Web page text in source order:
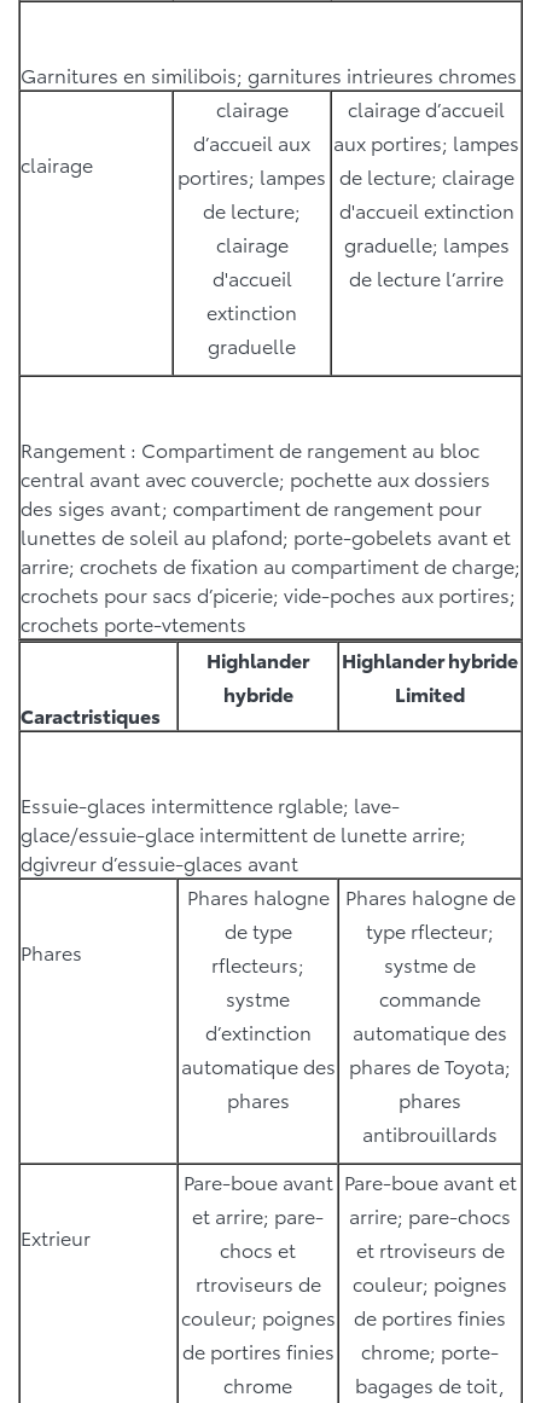
Garnitures en similibois; garnitures intrieures chromes
clairage
clairage
d’accueil aux
portires; lampes
de lecture;
clairage
d'accueil
extinction
graduelle
clairage d’accueil
aux portires; lampes
de lecture; clairage
d'accueil extinction
graduelle; lampes
de lecture l’arrire
Rangement : Compartiment de rangement au bloc
central avant avec couvercle; pochette aux dossiers
des siges avant; compartiment de rangement pour
lunettes de soleil au plafond; porte-gobelets avant et
arrire; crochets de fixation au compartiment de charge;
crochets pour sacs d’picerie; vide-poches aux portires;
crochets porte-vtements
Caractristiques
Highlander
hybride
Highlander hybride
Limited
Essuie-glaces intermittence rglable; lave-
glace/essuie-glace intermittent de lunette arrire;
dgivreur d’essuie-glaces avant
Phares
Phares halogne
de type
rflecteurs;
systme
d’extinction
automatique des
phares
Phares halogne de
type rflecteur;
systme de
commande
automatique des
phares de Toyota;
phares
antibrouillards
Extrieur
Pare-boue avant
et arrire; pare-
chocs et
rtroviseurs de
couleur; poignes
de portires finies
chrome
Pare-boue avant et
arrire; pare-chocs
et rtroviseurs de
couleur; poignes
de portires finies
chrome; porte-
bagages de toit,